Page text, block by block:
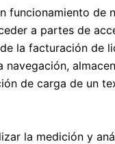
funcionamiento
a partes de
la facturación de
de carga de un
la medición y